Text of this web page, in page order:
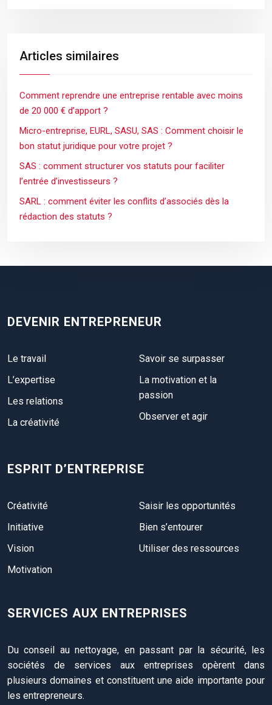
Articles similaires
Comment reprendre une entreprise rentable avec moins
de 20 000 € d’apport ?
Micro-entreprise, EURL, SASU, SAS : Comment choisir le
bon statut juridique pour votre projet ?
SAS : comment structurer vos statuts pour faciliter
l’entrée d’investisseurs ?
SARL : comment éviter les conflits d’associés dès la
rédaction des statuts ?
DEVENIR ENTREPRENEUR
Le travail
L’expertise
Les relations
La créativité
Savoir se surpasser
La motivation et la
passion
Observer et agir
ESPRIT D’ENTREPRISE
Créativité
Initiative
Vision
Motivation
Saisir les opportunités
Bien s’entourer
Utiliser des ressources
SERVICES AUX ENTREPRISES
Du conseil au nettoyage, en passant par la sécurité, les
sociétés de services aux entreprises opèrent dans
plusieurs domaines et constituent une aide importante pour
les entrepreneurs.